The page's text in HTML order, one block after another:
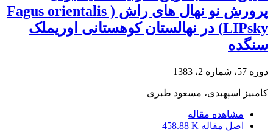
پرورش نو نهال های راش ( Fagus orientalis
LIPsky) در نهالستان کوهستانی اوریملک
سنگده
دوره 57، شماره 2، 1383
کامبیز اسپهبدی، مسعود طبری
مشاهده مقاله
اصل مقاله 458.88 K